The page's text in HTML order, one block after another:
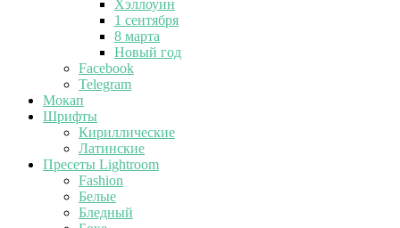
Хэллоуин
1 сентября
8 марта
Новый год
Facebook
Telegram
Мокап
Шрифты
Кириллические
Латинские
Пресеты Lightroom
Fashion
Белые
Бледный